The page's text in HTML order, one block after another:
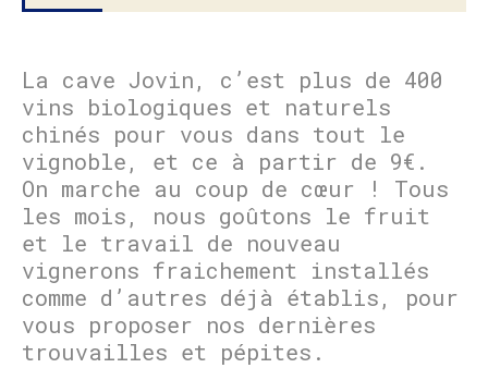
La cave Jovin, c’est plus de 400
vins biologiques et naturels
chinés pour vous dans tout le
vignoble, et ce à partir de 9€.
On marche au coup de cœur ! Tous
les mois, nous goûtons le fruit
et le travail de nouveau
vignerons fraichement installés
comme d’autres déjà établis, pour
vous proposer nos dernières
trouvailles et pépites.